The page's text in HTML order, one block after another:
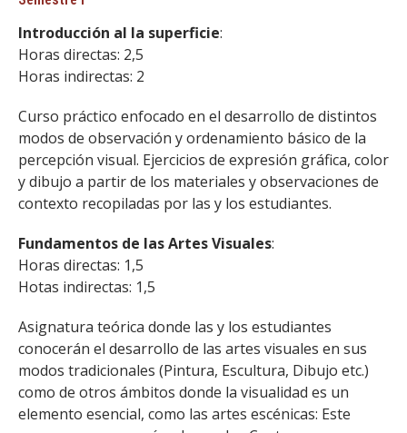
Introducción al la superficie:
Horas directas: 2,5
Horas indirectas: 2
Curso práctico enfocado en el desarrollo de distintos
modos de observación y ordenamiento básico de la
percepción visual. Ejercicios de expresión gráfica, color
y dibujo a partir de los materiales y observaciones de
contexto recopiladas por las y los estudiantes.
Fundamentos de las Artes Visuales:
Horas directas: 1,5
Hotas indirectas: 1,5
Asignatura teórica donde las y los estudiantes
conocerán el desarrollo de las artes visuales en sus
modos tradicionales (Pintura, Escultura, Dibujo etc.)
como de otros ámbitos donde la visualidad es un
elemento esencial, como las artes escénicas: Este